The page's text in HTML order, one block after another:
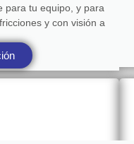
para tu equipo, y para
y con visión a